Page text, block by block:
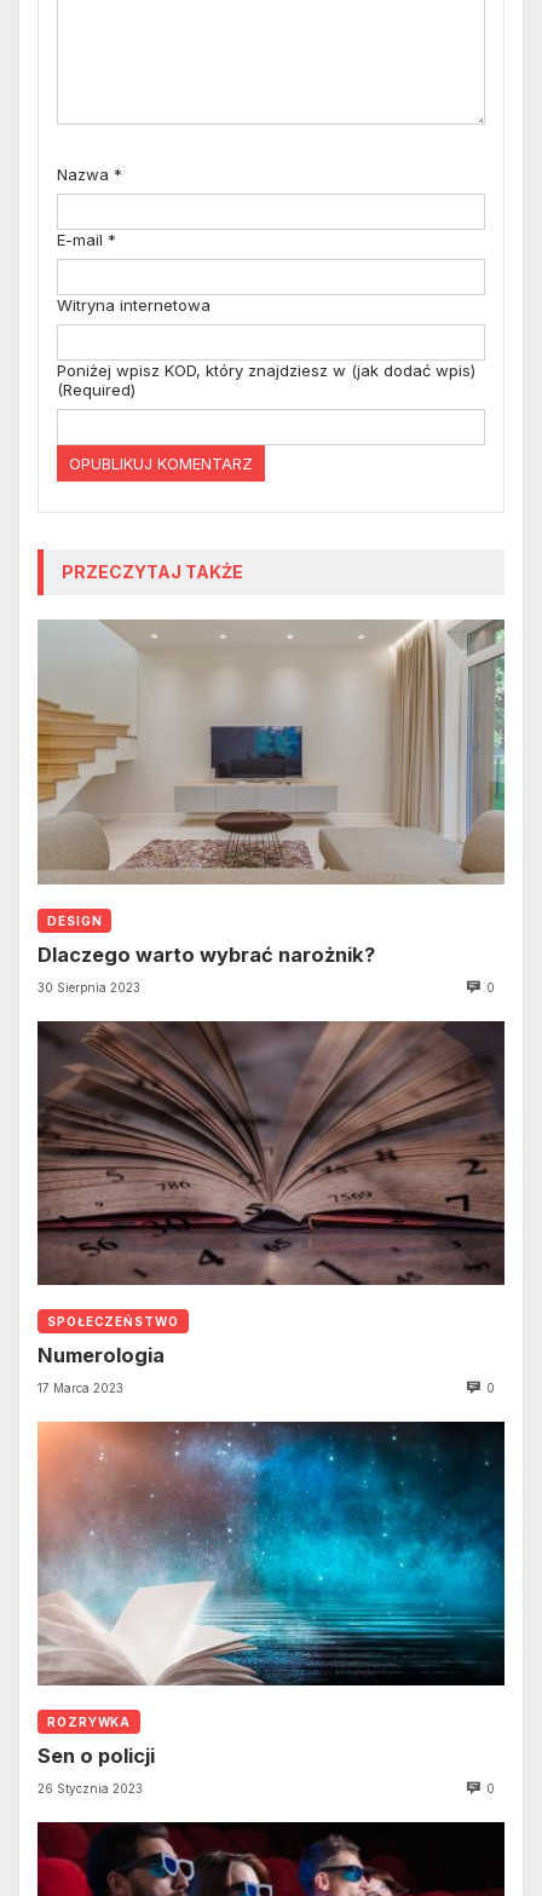
Nazwa *
E-mail *
Witryna internetowa
Poniżej wpisz KOD, który znajdziesz w (jak dodać wpis)
(Required)
PRZECZYTAJ TAKŻE
DESIGN
Dlaczego warto wybrać narożnik?
30 Sierpnia 2023 0
SPOŁECZEŃSTWO
Numerologia
17 Marca 2023 0
ROZRYWKA
Sen o policji
26 Stycznia 2023 0